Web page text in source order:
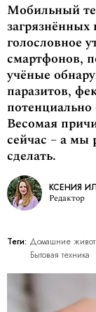
Мобильный
голословное
смартфонов,
учёные
паразитов,
Весомая
сейчас – а мы
сделать.
КСЕНИЯ
Редактор
Теги: Домашние
Бытовая техника